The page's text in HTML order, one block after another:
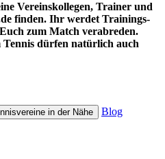
Vereinskollegen, Trainer und
finden. Ihr werdet Trainings-
zum Match verabreden.
dürfen natürlich auch
in der Nähe Blog